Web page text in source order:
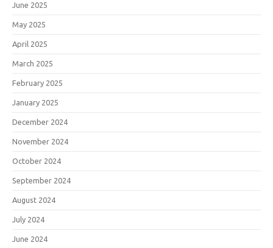
June 2025
May 2025
April 2025
March 2025
February 2025
January 2025
December 2024
November 2024
October 2024
September 2024
August 2024
July 2024
June 2024